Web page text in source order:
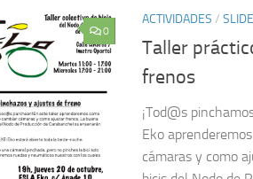
0
ACTIVIDADES /
Taller
frenos
¡Tod@s
Eko
cámaras y como